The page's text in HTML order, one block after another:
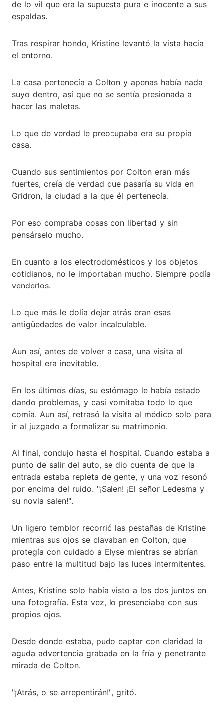
de lo vil que era la supuesta pura e inocente a sus
espaldas.
Tras respirar hondo, Kristine levantó la vista hacia
el entorno.
La casa pertenecía a Colton y apenas había nada
suyo dentro, así que no se sentía presionada a
hacer las maletas.
Lo que de verdad le preocupaba era su propia
casa.
Cuando sus sentimientos por Colton eran más
fuertes, creía de verdad que pasaría su vida en
Gridron, la ciudad a la que él pertenecía.
Por eso compraba cosas con libertad y sin
pensárselo mucho.
En cuanto a los electrodomésticos y los objetos
cotidianos, no le importaban mucho. Siempre podía
venderlos.
Lo que más le dolía dejar atrás eran esas
antigüedades de valor incalculable.
Aun así, antes de volver a casa, una visita al
hospital era inevitable.
En los últimos días, su estómago le había estado
dando problemas, y casi vomitaba todo lo que
comía. Aun así, retrasó la visita al médico solo para
ir al juzgado a formalizar su matrimonio.
Al final, condujo hasta el hospital. Cuando estaba a
punto de salir del auto, se dio cuenta de que la
entrada estaba repleta de gente, y una voz resonó
por encima del ruido. "¡Salen! ¡El señor Ledesma y
su novia salen!".
Un ligero temblor recorrió las pestañas de Kristine
mientras sus ojos se clavaban en Colton, que
protegía con cuidado a Elyse mientras se abrían
paso entre la multitud bajo las luces intermitentes.
Antes, Kristine solo había visto a los dos juntos en
una fotografía. Esta vez, lo presenciaba con sus
propios ojos.
Desde donde estaba, pudo captar con claridad la
aguda advertencia grabada en la fría y penetrante
mirada de Colton.
"¡Atrás, o se arrepentirán!", gritó.